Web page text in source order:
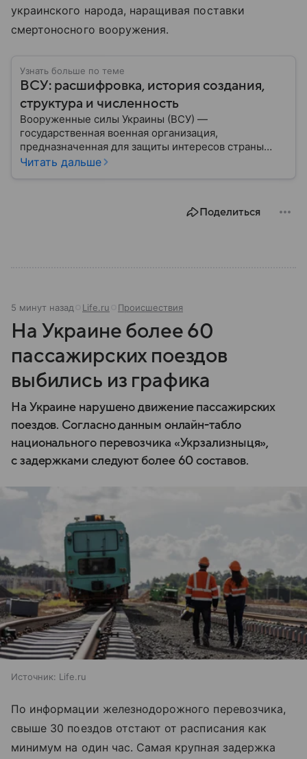
украинского народа, наращивая поставки
смертоносного вооружения.
Узнать больше по теме
ВСУ: расшифровка, история создания,
структура и численность
Вооруженные силы Украины (ВСУ) —
государственная военная организация,
предназначенная для защиты интересов страны
военным путем. Была создана после
Читать дальше
Поделиться
5 минут назад Life.ru Происшествия
На Украине более 60
пассажирских поездов
выбились из графика
На Украине нарушено движение пассажирских
поездов. Согласно данным онлайн-табло
национального перевозчика «Укрзализныця»,
с задержками следуют более 60 составов.
Источник: Life.ru
По информации железнодорожного перевозчика,
свыше 30 поездов отстают от расписания как
минимум на один час. Самая крупная задержка